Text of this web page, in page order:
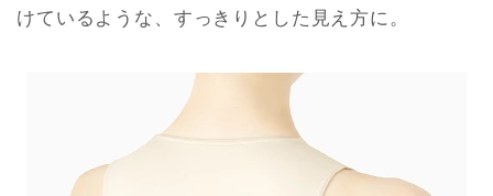
けているような、すっきりとした見え方に。